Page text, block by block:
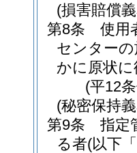
(損害賠償
第8条
使用
センター
かに原状
(平12
(秘密保持
第9条
指定
る者(以下